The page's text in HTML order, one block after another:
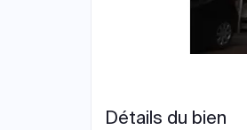
Détails du bien